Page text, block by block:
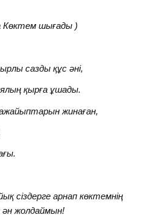
Көктем шығады )
сазды құс әні,
қырға ұшады.
жинаған,
сіздерге арнап көктемнің
ән жолдаймын!